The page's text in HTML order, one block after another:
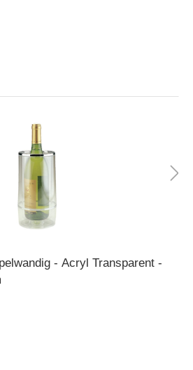
- Acryl Transparent -